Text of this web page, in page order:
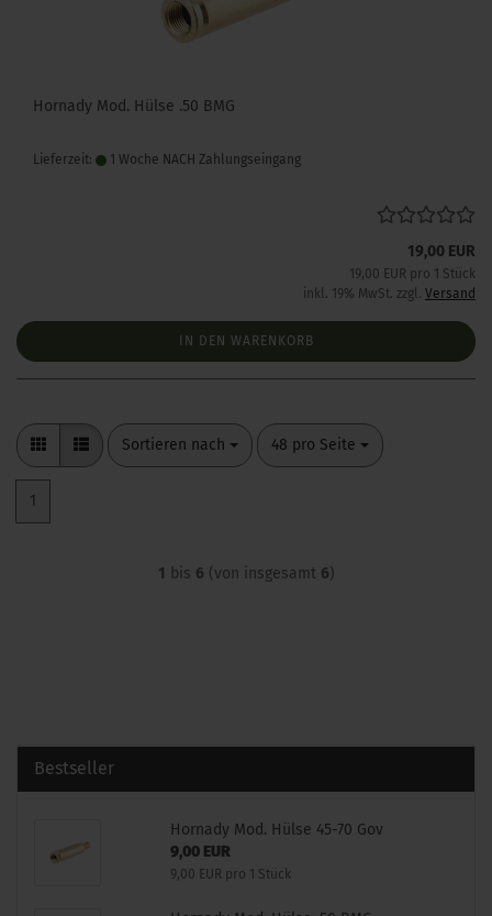
Hornady Mod. Hülse .50 BMG
Lieferzeit: 1 Woche NACH Zahlungseingang
19,00 EUR
19,00 EUR pro 1 Stück
inkl. 19% MwSt. zzgl. Versand
IN DEN WARENKORB
Sortieren nach
Sortieren nach 48 pro Seite
pro Seite
1
1 bis 6 (von insgesamt 6)
Bestseller
Hornady Mod. Hülse 45-70 Gov
9,00 EUR
9,00 EUR pro 1 Stück